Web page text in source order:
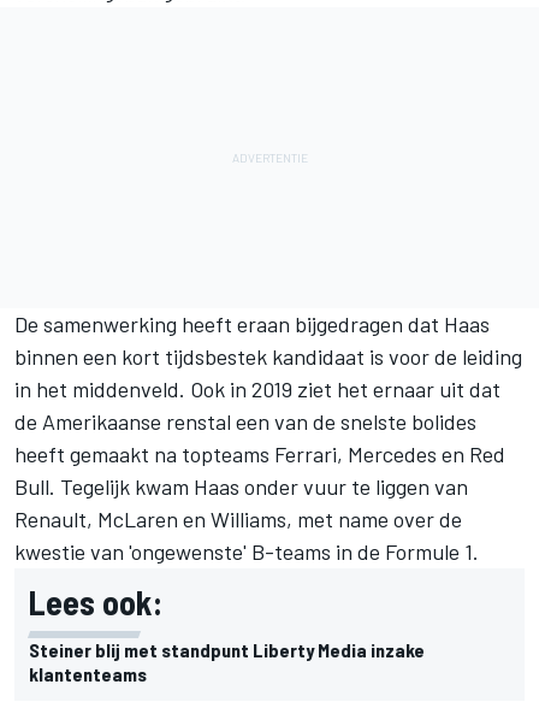
De samenwerking heeft eraan bijgedragen dat Haas
binnen een kort tijdsbestek kandidaat is voor de leiding
in het middenveld. Ook in 2019 ziet het ernaar uit dat
de Amerikaanse renstal een van de snelste bolides
heeft gemaakt na topteams Ferrari, Mercedes en Red
Bull. Tegelijk kwam Haas onder vuur te liggen van
Renault, McLaren en Williams, met name overde
kwestie van 'ongewenste' B-teams in de Formule 1.
Lees ook:
Steiner blij met standpunt Liberty Media inzake
klantenteams